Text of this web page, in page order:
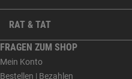
RAT & TAT
FRAGEN ZUM SHOP
Mein Konto
Bestellen | Bezahlen